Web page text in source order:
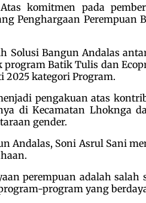
Atas komitmen pada
Penghargaan Perempuan
Solusi Bangun Andalas
Batik Tulis dan
2025 kategori Program.
pengakuan atas
di Kecamatan Lhoknga
gender.
Andalas, Soni Asrul Sani
perempuan adalah
program yang